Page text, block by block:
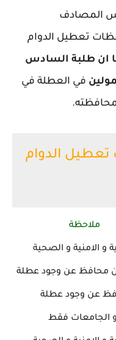
المصادف
محافظات تعطيل الدوام
ان طلبة السادس
في العطلة في
تعطيل الدوام
ملاحظة
و الامنية و الصحية
محافظ عن وجود عطلة
عن وجود عطلة
الجامعات فقط